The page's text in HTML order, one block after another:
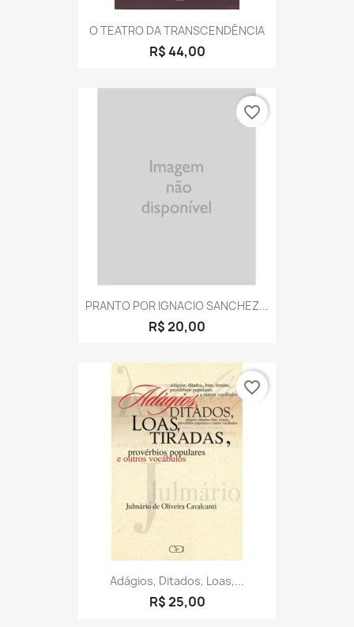
O TEATRO DA TRANSCENDÊNCIA
R$ 44,00
PRANTO POR IGNACIO SANCHEZ...
R$ 20,00
favorite_border
Adágios, Ditados, Loas,...
R$ 25,00
favorite_border